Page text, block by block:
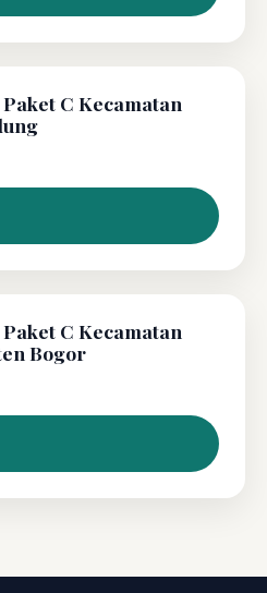
C Kecamatan
C Kecamatan
Bogor